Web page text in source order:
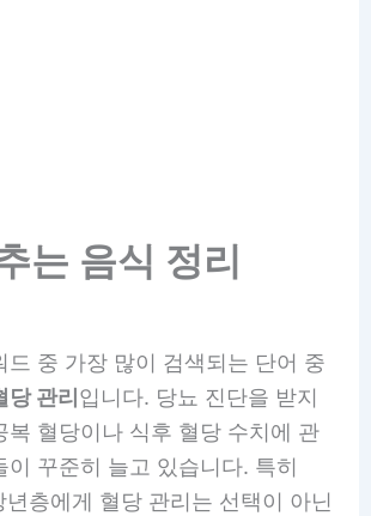
는 음식 정리
드 중 가장 많이 검색되는 단어 중
당 관리 입니다. 당뇨 진단을 받지
복 혈당이나 식후 혈당 수치에 관
이 꾸준히 늘고 있습니다. 특히
층에게 혈당 관리는 선택이 아닌